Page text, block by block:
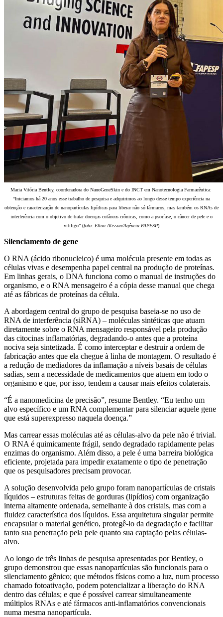
Maria Vitória Bentley, coordenadora do NanoGeneSkin e do INCT em Nanotecnologia Farmacêutica:
“Iniciamos há 20 anos esse trabalho de pesquisa e adquirimos ao longo desse tempo experiência na
obtenção e caracterização de nanopartículas lipídicas para liberar não só fármacos, mas também os RNAs de
interferência com o objetivo de tratar doenças cutâneas crônicas, como a psoríase, o câncer de pele e o
vitiligo” (foto: Elton Alisson/Agência FAPESP)
Silenciamento de gene
O RNA (ácido ribonucleico) é uma molécula presente em todas as
células vivas e desempenha papel central na produção de proteínas.
Em linhas gerais, o DNA funciona como o manual de instruções do
organismo, e o RNA mensageiro é a cópia desse manual que chega
até as fábricas de proteínas da célula.
A abordagem central do grupo de pesquisa baseia-se no uso de
RNA de interferência (siRNA) – moléculas sintéticas que atuam
diretamente sobre o RNA mensageiro responsável pela produção
das citocinas inflamatórias, degradando-o antes que a proteína
nociva seja sintetizada. É como interceptar e destruir a ordem de
fabricação antes que ela chegue à linha de montagem. O resultado é
a redução de mediadores da inflamação a níveis basais de células
sadias, sem a necessidade de medicamentos que atuem em todo o
organismo e que, por isso, tendem a causar mais efeitos colaterais.
“É a nanomedicina de precisão”, resume Bentley. “Eu tenho um
alvo específico e um RNA complementar para silenciar aquele gene
que está superexpresso naquela doença.”
Mas carrear essas moléculas até as células-alvo da pele não é trivial.
O RNA é quimicamente frágil, sendo degradado rapidamente pelas
enzimas do organismo. Além disso, a pele é uma barreira biológica
eficiente, projetada para impedir exatamente o tipo de penetração
que os pesquisadores precisam provocar.
A solução desenvolvida pelo grupo foram nanopartículas de cristais
líquidos – estruturas feitas de gorduras (lipídios) com organização
interna altamente ordenada, semelhante à dos cristais, mas com a
fluidez característica dos líquidos. Essa arquitetura singular permite
encapsular o material genético, protegê-lo da degradação e facilitar
tanto sua penetração pela pele quanto sua captação pelas células-
alvo.
Ao longo de três linhas de pesquisa apresentadas por Bentley, o
grupo demonstrou que essas nanopartículas são funcionais para o
silenciamento gênico; que métodos físicos como a luz, num processo
chamado fotoativação, podem potencializar a liberação do RNA
dentro das células; e que é possível carrear simultaneamente
múltiplos RNAs e até fármacos anti-inflamatórios convencionais
numa mesma nanopartícula.